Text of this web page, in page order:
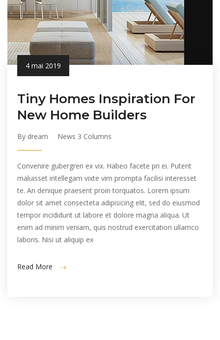
4 mai 2019
Tiny Homes Inspiration For
New Home Builders
By dream News 3 Columns
Convenire gubergren ex vix. Habeo facete pri ei. Putent
maluisset intellegam vixte vim prompta facilisi interesset
te. An denique praesent proin torquatos. Lorem ipsum
dolor sit amet consecteta adipisicing elit, sed do eiusmod
tempor incididunt ut labore et dolore magna aliqua. Ut
enim ad minim veniam, quis nostrud exercitation ullamco
laboris. Nisi ut aliquip ex
Read More